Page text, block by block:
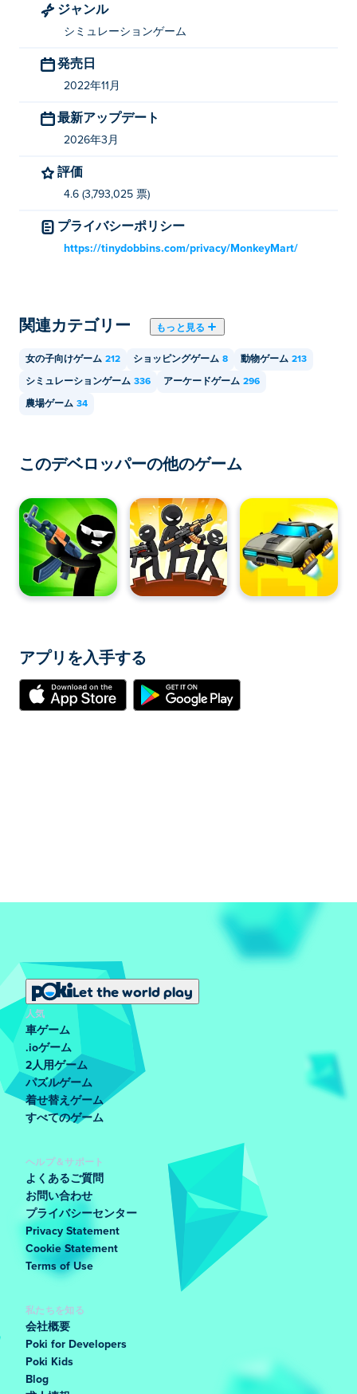
ルはありますか?
市場を走り回って新鮮な作物を手に入れ、顧客が手に取
す必要はありません。適切な場所に立っている限り、キ
ャラクターがすべての作業を行ってくれます。
移動 - WASD または矢印キー
Monkey Mart が 3 番目のマートに更新されました。チョ
Monkey Mart で新しいマートのロックを解除
するにはどうすればよいですか?
カメラが焦点を合わせたスポットに注目してください。
その場所に通路を建設するのに十分なお金を貯めなけれ
ばなりません。次の支店を開く資格を得るために、すべ
すればよいですか?
画面上部のトラックのアイコンをタップして、所有する
ブランチを選択し、ブランチ間を移動します。あるい
は、店の外に出てトラックの横に立ってください。
Monkey Mart でキャラクターをカスタマイズ
画面上部の帽子アイコンをタップしてショップを閲覧
い。
とができるので、商品を積み重ねる際に効率よ
アシスタント、農家、動物、シェフ: 彼らがより
生産的に、より速く、より精力的になれるよう
支援します。
家電製品: 機械が製造できる製品の量が増加し、
故障しにくくなります。
どうすれば顧客からお金を集めることができま
すか?
がわかります。あなたの猿が自動的にお金を集めます。
モンキーマートのシェフは何をしているのです
か？
シェフは収穫物を処理し、おいしいスナックやペストリ
ーを作る責任を負います。
従業員がモンキー マートで居眠りしてしまう
のはなぜですか?
猿の助手たちは一生懸命働いているのですぐに疲れてし
まいます。アップグレード メニューで全体的なモチベ
ーションとエネルギーを高めることができます。
ジャンル
シミュレーションゲーム
発売日
2022年11月
最新アップデート
2026年3月
評価
4.6 (3,793,025 票)
プライバシーポリシー
https://tinydobbins.com/privacy/MonkeyMart/
関連カテゴリー もっと見る
女の子向けゲーム 212 ショッピングゲーム 8 動物ゲーム 213
シミュレーションゲーム 336 アーケードゲーム 296
農場ゲーム 34
このデベロッパーの他のゲーム
アプリを入手する
Let the world play
人気
車ゲーム
.ioゲーム
2人用ゲーム
パズルゲーム
着せ替えゲーム
すべてのゲーム
ヘルプ＆サポート
よくあるご質問
お問い合わせ
プライバシーセンター
Privacy Statement
Cookie Statement
Terms of Use
私たちを知る
会社概要
Poki for Developers
Poki Kids
Blog